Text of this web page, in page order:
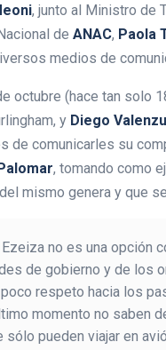
, junto al Ministro de
de ANAC, Paola
medios de
octubre (hace tan solo
y Diego
de comunicarles su
, tomando como
mismo genera y que
no es una opción
de gobierno y de los
respeto hacia los
momento no saben
sólo pueden viajar en